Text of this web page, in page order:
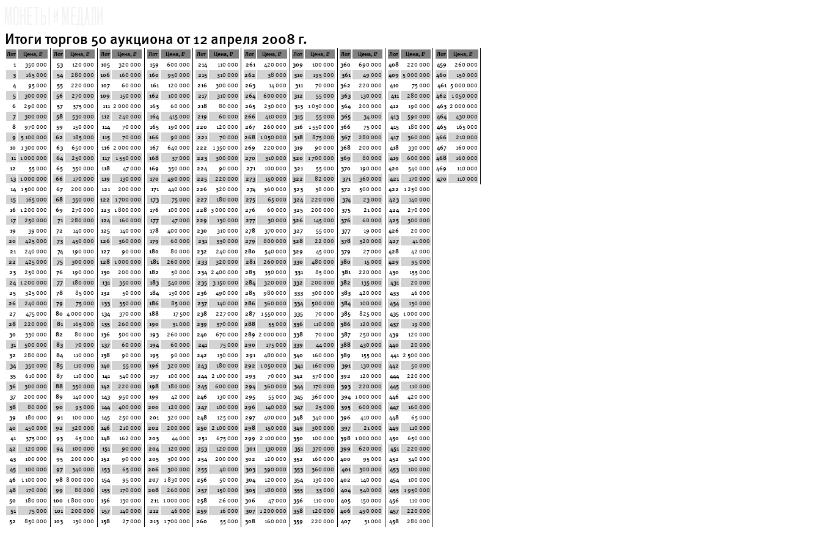
Итоги торгов 50 аукциона от 12 апреля 2008 г.
Лот
Цена, ₽
1
350 000
3
165 000
4
95 000
5
300 000
6
290 000
7
300 000
8
970 000
9
5 100 000
10
1 300 000
11 1 000 000
12
55 000
13 1 000 000
14
1 500 000
15
165 000
16 1 200 000
17
250 000
19
39 000
20
425 000
21
240 000
22
425 000
23
250 000
24 1 200 000
25
325 000
26
240 000
27
475 000
28
220 000
30
330 000
31
500 000
32
280 000
34
350 000
35
610 000
36
300 000
37
200 000
38
80 000
39
180 000
40
450 000
41
375 000
42
120 000
43
100 000
45
100 000
46
1 100 000
48
170 000
50
180 000
51
75 000
52
850 000
Лот
Цена, ₽
53
120 000
54
280 000
55
220 000
56
270 000
57
375 000
58
530 000
59
150 000
62
185 000
63
650 000
64
250 000
65
350 000
66
170 000
67
200 000
68
350 000
69
270 000
71
280 000
72
140 000
73
450 000
74
190 000
75
300 000
76
190 000
77
180 000
78
85 000
79
75 000
80 4 000 000
81
165 000
82
80 000
83
70 000
84
110 000
85
110 000
87
110 000
88
350 000
89
140 000
90
93 000
91
100 000
92
320 000
93
65 000
94
100 000
95
200 000
97
340 000
98 8 000 000
99
80 000
100 1 800 000
101
200 000
103
130 000
Лот
Цена, ₽
105
320 000
106
160 000
107
60 000
109
150 000
111 2 000 000
112
240 000
114
70 000
115
70 000
116 2 000 000
117
1 550 000
118
47 000
119
130 000
121
200 000
122
1 700 000
123 1 800 000
124
160 000
125
140 000
126
360 000
127
90 000
128 1 000 000
130
200 000
131
350 000
132
50 000
133
350 000
134
370 000
135
260 000
136
500 000
137
60 000
138
90 000
140
55 000
141
540 000
142
220 000
143
950 000
144
400 000
145
250 000
146
210 000
148
162 000
151
90 000
152
90 000
153
65 000
154
95 000
155
170 000
156
130 000
157
140 000
158
27 000
Лот
Цена, ₽
159
600 000
160
950 000
161
120 000
162
100 000
163
60 000
164
415 000
165
190 000
166
90 000
167
640 000
168
37 000
169
350 000
170
490 000
171
440 000
173
75 000
176
100 000
177
47 000
178
400 000
179
60 000
180
80 000
181
260 000
182
50 000
183
540 000
184
130 000
186
85 000
188
17 500
190
31 000
193
260 000
194
60 000
195
90 000
196
320 000
197
100 000
198
180 000
199
42 000
200
120 000
201
320 000
202
200 000
203
44 000
204
120 000
205
300 000
206
300 000
207
1 830 000
208
260 000
211 1 000 000
212
46 000
213
1 700 000
Лот
Цена, ₽
214
110 000
215
310 000
216
300 000
217
310 000
218
80 000
219
60 000
220
120 000
221
70 000
222
1 350 000
223
300 000
224
90 000
225
220 000
226
320 000
227
180 000
228 3 000 000
229
130 000
230
310 000
231
330 000
232
240 000
233
320 000
234 2 400 000
235
3 150 000
236
490 000
237
140 000
238
227 000
239
370 000
240
670 000
241
75 000
242
130 000
243
180 000
244 2 100 000
245
600 000
246
130 000
247
100 000
248
125 000
250 2 100 000
251
675 000
253
120 000
254
200 000
255
40 000
256
50 000
257
150 000
258
26 000
259
16 000
260
55 000
Лот
Цена, ₽
261
420 000
262
38 000
263
14 000
264
600 000
265
230 000
266
410 000
267
260 000
268
1 050 000
269
220 000
270
310 000
271
100 000
273
150 000
274
360 000
275
65 000
276
60 000
277
30 000
278
370 000
279
800 000
280
540 000
281
260 000
283
350 000
284
320 000
285
980 000
286
360 000
287
1 550 000
288
55 000
289 2 000 000
290
175 000
291
480 000
292
1 050 000
293
70 000
294
360 000
295
55 000
296
140 000
297
400 000
298
150 000
299 2 100 000
301
130 000
302
120 000
303
390 000
304
120 000
305
180 000
306
47 000
307 1 200 000
308
160 000
Лот
Цена, ₽
309
100 000
310
195 000
311
70 000
312
55 000
313
1 030 000
315
55 000
316
1 550 000
318
875 000
319
90 000
320
1 700 000
321
55 000
322
82 000
323
38 000
324
220 000
325
200 000
326
145 000
327
55 000
328
22 000
329
45 000
330
480 000
331
85 000
332
200 000
333
300 000
334
500 000
335
70 000
336
110 000
338
70 000
339
44 000
340
160 000
341
160 000
342
570 000
344
170 000
345
360 000
347
25 000
348
340 000
349
300 000
350
100 000
351
370 000
352
160 000
353
360 000
354
130 000
355
33 000
356
110 000
358
120 000
359
220 000
Лот
Цена, ₽
360
690 000
361
49 000
362
220 000
363
130 000
364
200 000
365
34 000
366
75 000
367
280 000
368
200 000
369
80 000
370
190 000
371
360 000
372
500 000
374
23 000
375
21 000
376
60 000
377
19 000
378
320 000
379
27 000
380
15 000
381
220 000
382
135 000
383
420 000
384
100 000
385
825 000
386
120 000
387
250 000
388
430 000
389
155 000
391
130 000
392
120 000
393
220 000
394 1 000 000
395
600 000
396
410 000
397
21 000
398 1 000 000
399
620 000
400
95 000
401
300 000
402
140 000
404
540 000
405
150 000
406
490 000
407
31 000
Лот
Цена, ₽
408
220 000
409 5 000 000
410
75 000
411
280 000
412
190 000
413
590 000
415
180 000
417
360 000
418
330 000
419
600 000
420
540 000
421
170 000
422
1 250 000
423
140 000
424
270 000
425
300 000
426
20 000
427
41 000
428
42 000
429
95 000
430
155 000
431
20 000
433
46 000
434
130 000
435 1 000 000
437
19 000
439
120 000
440
20 000
441 2 500 000
442
50 000
444
220 000
445
110 000
446
420 000
447
160 000
448
65 000
449
110 000
450
650 000
451
220 000
452
340 000
453
100 000
454
100 000
455
1 950 000
456
110 000
457
220 000
458
280 000
Лот
Цена, ₽
459
260 000
460
150 000
461 5 000 000
462
1 050 000
463 2 000 000
464
430 000
465
165 000
466
210 000
467
160 000
468
160 000
469
110 000
470
110 000